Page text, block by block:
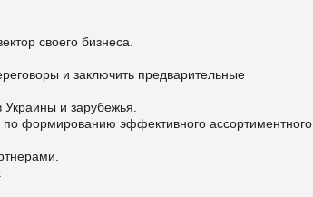
своего бизнеса.
и заключить предварительные
и зарубежья.
формированию эффективного ассортиментного